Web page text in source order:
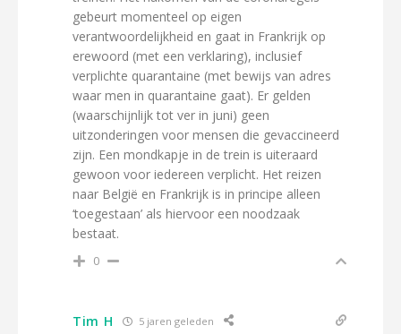
gebeurt momenteel op eigen
verantwoordelijkheid en gaat in Frankrijk op
erewoord (met een verklaring), inclusief
verplichte quarantaine (met bewijs van adres
waar men in quarantaine gaat). Er gelden
(waarschijnlijk tot ver in juni) geen
uitzonderingen voor mensen die gevaccineerd
zijn. Een mondkapje in de trein is uiteraard
gewoon voor iedereen verplicht. Het reizen
naar België en Frankrijk is in principe alleen
‘toegestaan’ als hiervoor een noodzaak
bestaat.
0
Tim H 5 jaren geleden